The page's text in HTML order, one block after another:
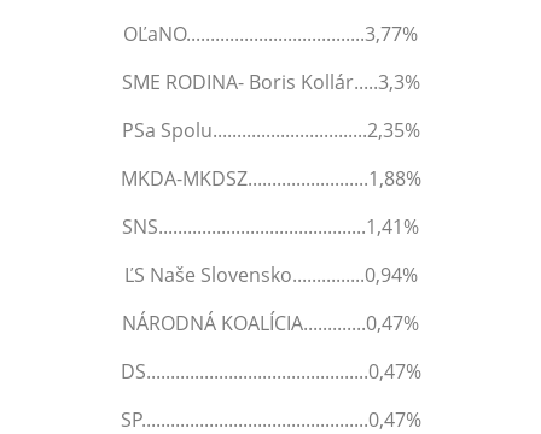
OĽaNO.....................................3,77%
SME RODINA- Boris Kollár.....3,3%
PSa Spolu................................2,35%
MKDA-MKDSZ.........................1,88%
SNS...........................................1,41%
ĽS Naše Slovensko...............0,94%
NÁRODNÁ KOALÍCIA.............0,47%
DS..............................................0,47%
SP...............................................0,47%